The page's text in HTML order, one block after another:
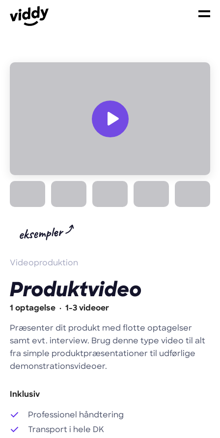
Videoproduktion
Produktvideo
1 optagelse · 1-3 videoer
Præsenter dit produkt med flotte optagelser
samt evt. interview. Brug denne type video til alt
fra simple produktpræsentationer til udførlige
demonstrationsvideoer.
Inklusiv
Professionel håndtering
Transport i hele DK